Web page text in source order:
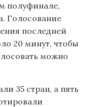
полуфинале,
Голосование
последней
20 минут, чтобы
можно
35 стран, а пять